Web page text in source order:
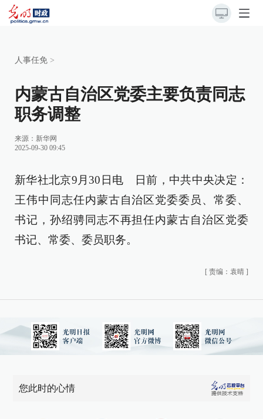
人事任免 >
内蒙古自治区党委主要负责同志
职务调整
来源： 新华网
2025-09-30 09:45
新华社北京9月30日电 日前，中共中央决定：
王伟中同志任内蒙古自治区党委委员、常委、
书记，孙绍骋同志不再担任内蒙古自治区党委
书记、常委、委员职务。
[ 责编：袁晴 ]
您此时的心情